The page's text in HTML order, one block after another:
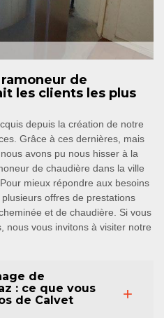
de
les clients les plus
depuis la création de notre
Grâce à ces dernières, mais
avons pu nous hisser à la
de chaudière dans la ville
mieux répondre aux besoins
offres de prestations
et de chaudière. Si vous
nous vous invitons à visiter notre
de
: ce que vous
de Calvet